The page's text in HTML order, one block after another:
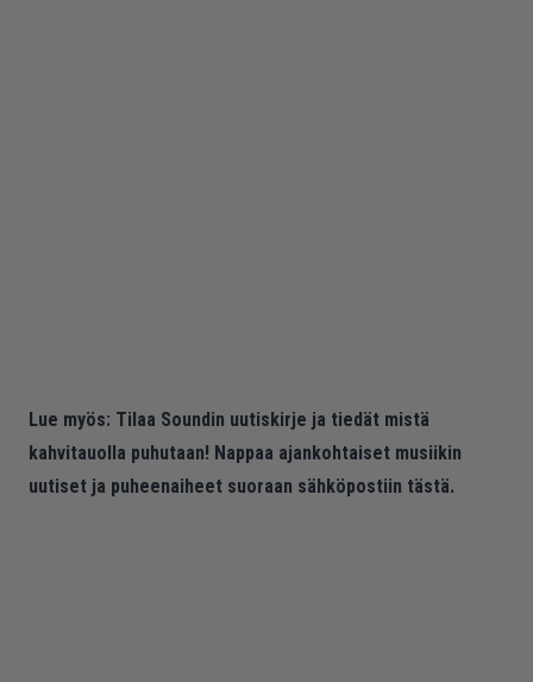
Lue myös: Tilaa Soundin uutiskirje ja tiedät mistä
kahvitauolla puhutaan! Nappaa ajankohtaiset musiikin
uutiset ja puheenaiheet suoraan sähköpostiin tästä.